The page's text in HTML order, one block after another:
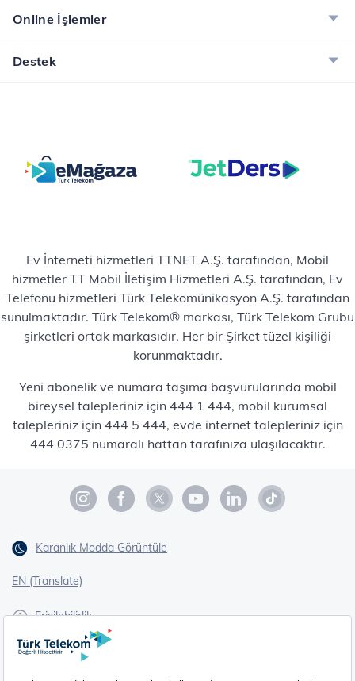
Online İşlemler
Destek
Ev İnterneti hizmetleri TTNET A.Ş. tarafından, Mobil
hizmetler TT Mobil İletişim Hizmetleri A.Ş. tarafından, Ev
Telefonu hizmetleri Türk Telekomünikasyon A.Ş. tarafından
sunulmaktadır. Türk Telekom® markası, Türk Telekom Grubu
şirketleri ortak markasıdır. Her bir Şirket tüzel kişiliği
korunmaktadır.
Yeni abonelik ve numara taşıma başvurularında mobil
bireysel talepleriniz için 444 1 444, mobil kurumsal
talepleriniz için 444 5 444, evde internet talepleriniz için
444 0375 numaralı hattan tarafınıza ulaşılacaktır.
Karanlık Modda Görüntüle
EN (Translate)
Erişilebilirlik
İşaret Dili Çevirisi